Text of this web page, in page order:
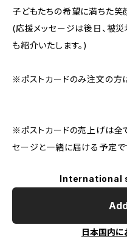
子どもたちの希望に満ちた笑
(応援メッセージは後日、被
も紹介いたします。)
※ポストカードのみ注文の方
※ポストカードの売上げは全
セージと一緒に届ける予定で
International
日本国内に